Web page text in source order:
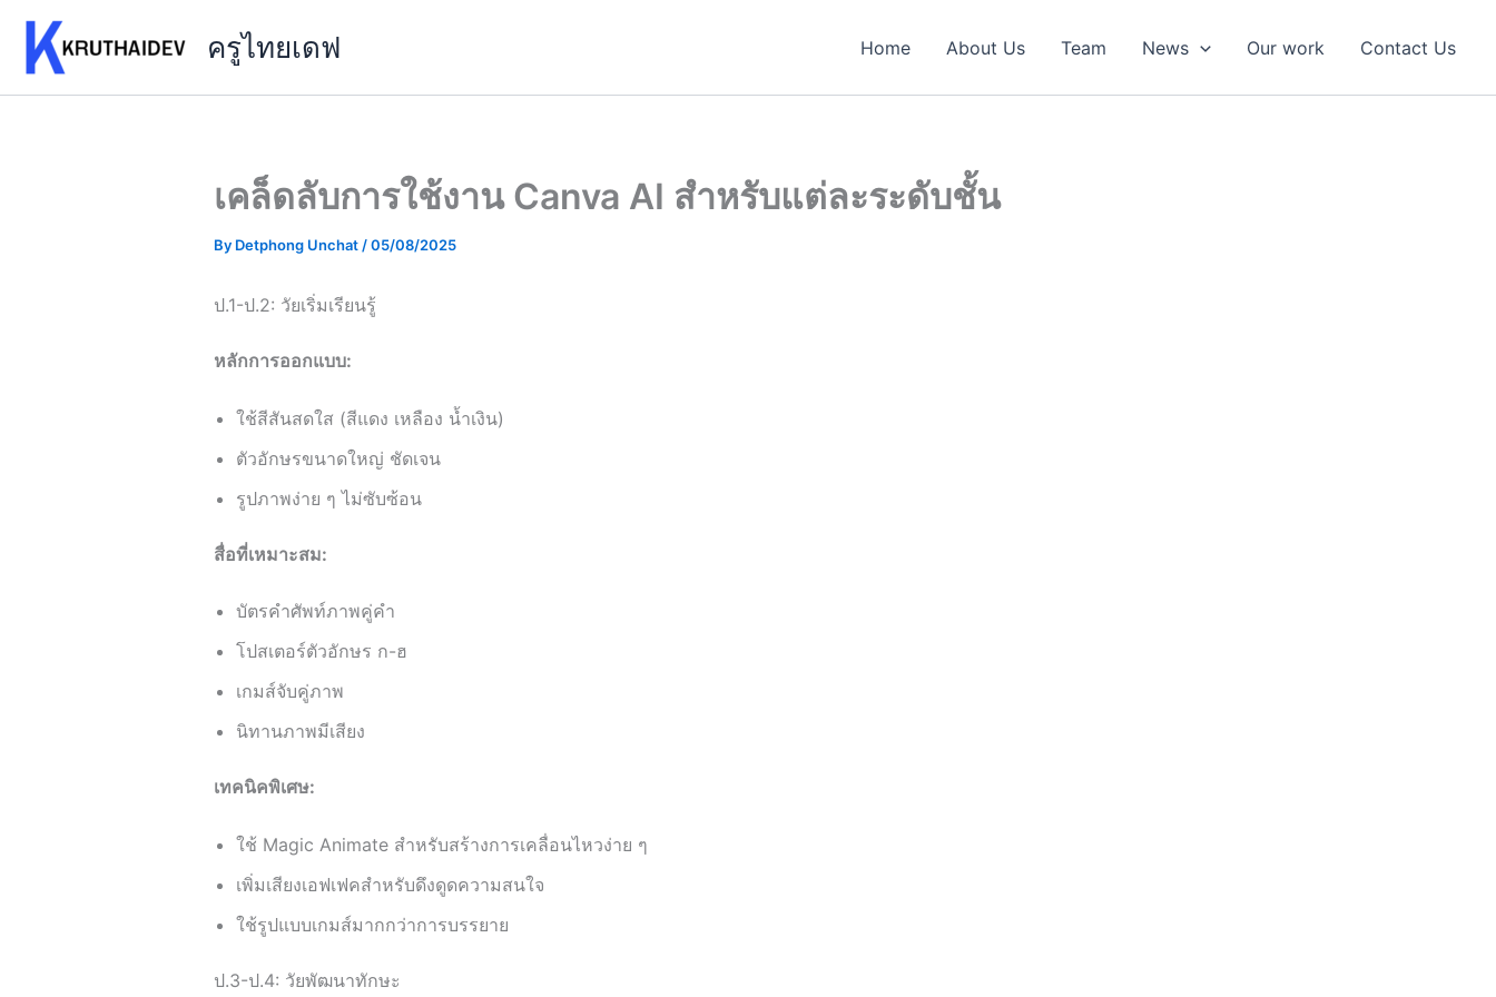
content
ครูไทยเดฟ Home About Us Team News Our work Contact Us
เคล็ดลับการใช้งาน Canva AI สำหรับแต่ละระดับชั้น
By Detphong Unchat /05/08/2025
ป.1-ป.2: วัยเริ่มเรียนรู้
หลักการออกแบบ:
ใช้สีสันสดใส (สีแดง เหลือง น้ำเงิน)
ตัวอักษรขนาดใหญ่ ชัดเจน
รูปภาพง่าย ๆ ไม่ซับซ้อน
สื่อที่เหมาะสม:
บัตรคำศัพท์ภาพคู่คำ
โปสเตอร์ตัวอักษร ก-ฮ
เกมส์จับคู่ภาพ
นิทานภาพมีเสียง
เทคนิคพิเศษ:
ใช้ Magic Animate สำหรับสร้างการเคลื่อนไหวง่าย ๆ
เพิ่มเสียงเอฟเฟคสำหรับดึงดูดความสนใจ
ใช้รูปแบบเกมส์มากกว่าการบรรยาย
ป.3-ป.4: วัยพัฒนาทักษะ